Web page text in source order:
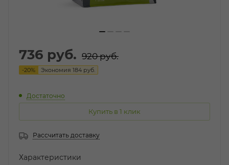
736 руб. 920руб.
-20% Экономия 184 руб.
Достаточно
Купить в 1 клик
Рассчитать доставку
Характеристики